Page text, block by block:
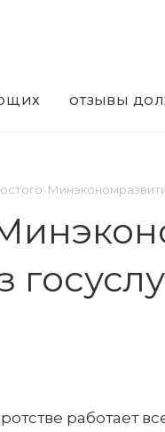
ОТЗЫВЫ
работает